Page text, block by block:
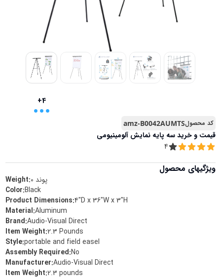
+4
...
کد محصولamz-B0042AUMTS
قیمت و خریدسه پایه نمایش آلومینیومی
4
ویژگیهای محصول
Weight:0 پوند
Color:‎Black
Product Dimensions:‎4"D x 36"W x 3"H
Material:‎Aluminum
Brand:‎Audio-Visual Direct
Item Weight:‎2.3 Pounds
Style:‎portable and field easel
Assembly Required:‎No
Manufacturer:‎Audio-Visual Direct
Item Weight:‎2.3 pounds